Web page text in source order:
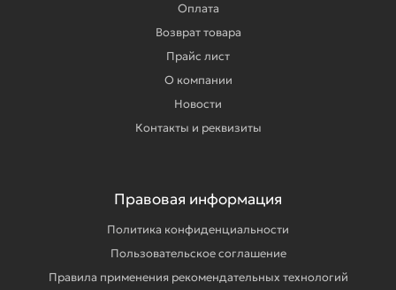
Оплата
Возврат товара
Прайс лист
О компании
Новости
Контакты и реквизиты
Правовая информация
Политика конфиденциальности
Пользовательское соглашение
Правила применения рекомендательных технологий